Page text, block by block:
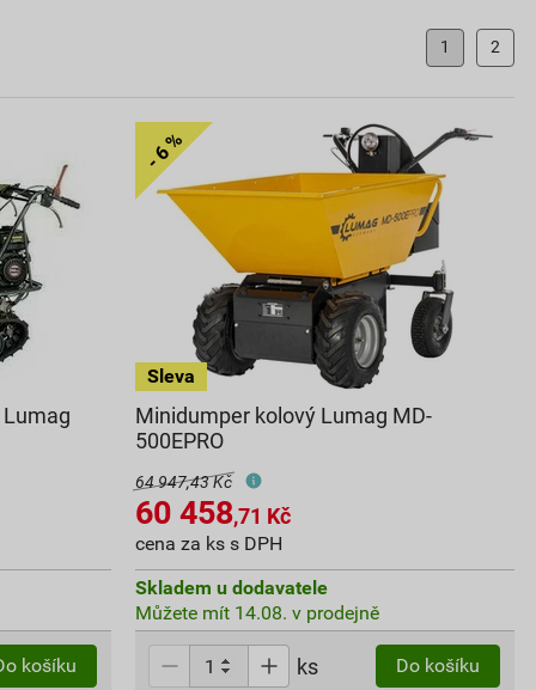
1 2
košíku
Minidumper kolový Lumag MD-
500EPRO
64 947,43 Kč
60 458,71 Kč
cena za ks s DPH
Skladem u dodavatele
Můžete mít 14.08. v prodejně
ks Do košíku